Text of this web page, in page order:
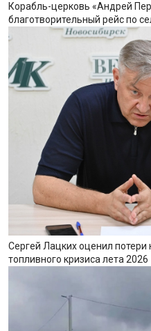
Корабль-церковь «Андрей
благотворительный рейс по
Сергей Лацких оценил
топливного кризиса лета 2026